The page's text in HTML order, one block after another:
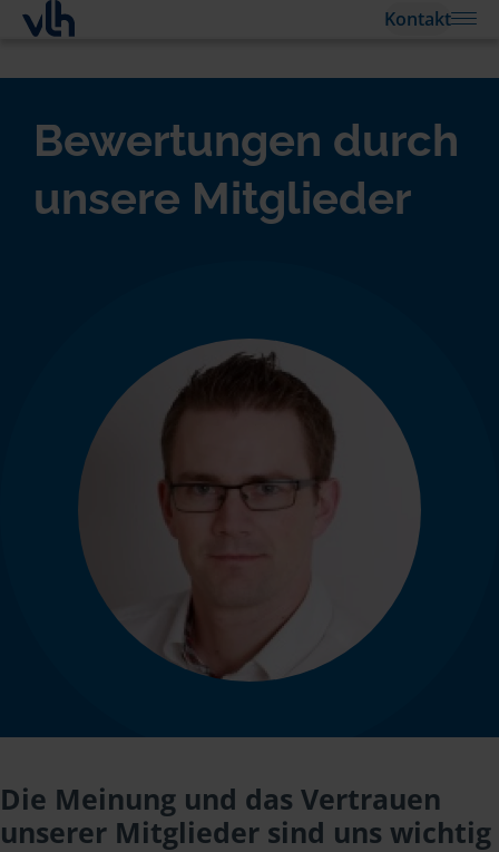
Kontakt
Bewertungen durch
unsere Mitglieder
Die Meinung und das Vertrauen
unserer Mitglieder sind uns wichtig